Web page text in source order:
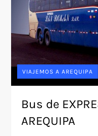
VIAJEMOS A AREQUIPA
Bus de
AREQUIPA